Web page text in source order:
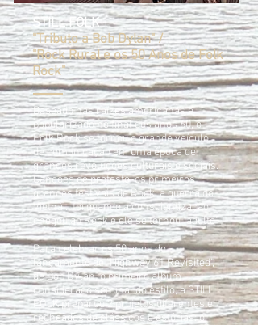
STILL FOLK
"Tributo a Bob Dylan" /
"Rock Rural e os 50 Anos de Folk
Rock"
Baseado nas raízes americanas e
popularizado no final dos anos 60, o
Folk Rock se tornou o grande veículo
de comunicação em uma época de
grandes revoluções culturais e sociais.
Canções de protesto, os primeiros
grandes festivais de Rock, a guerra do
Vietnã... foi quando a conscientização
chegou ao Rock e ele se tornou "adulto".
Para celebrar os 50 anos do
lançamento de "Highway 61 Revisited",
de Bob Dylan, o primeiro álbum
considerado seminal do estilo, a STILL
FOLK preparou 2 projetos diferentes e
recheados de clássicos e estórias: o